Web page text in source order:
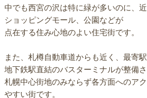
中でも西宮の沢は特に緑が多いのに、
ショッピングモール、公園などが
点在する住み心地のよい住宅街です。
また、札樽自動車道からも近く、最寄
地下鉄駅直結のバスターミナルが整備さ
札幌中心街地のみならず各方面へのア
やすい街です。